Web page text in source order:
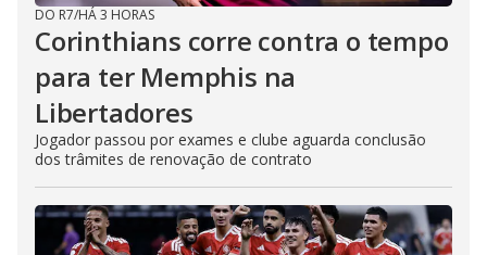
DO R7/HÁ 3 HORAS
Corinthians corre contra o tempo
para ter Memphis na
Libertadores
Jogador passou por exames e clube aguarda conclusão
dos trâmites de renovação de contrato